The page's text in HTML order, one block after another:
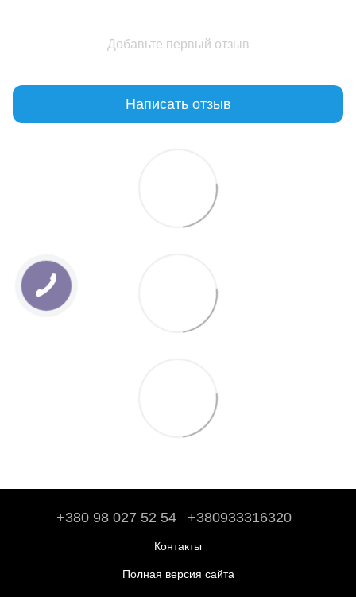
Добавьте первый отзыв
Написать отзыв
+380 98 027 52 54 +380933316320
Контакты
Полная версия сайта